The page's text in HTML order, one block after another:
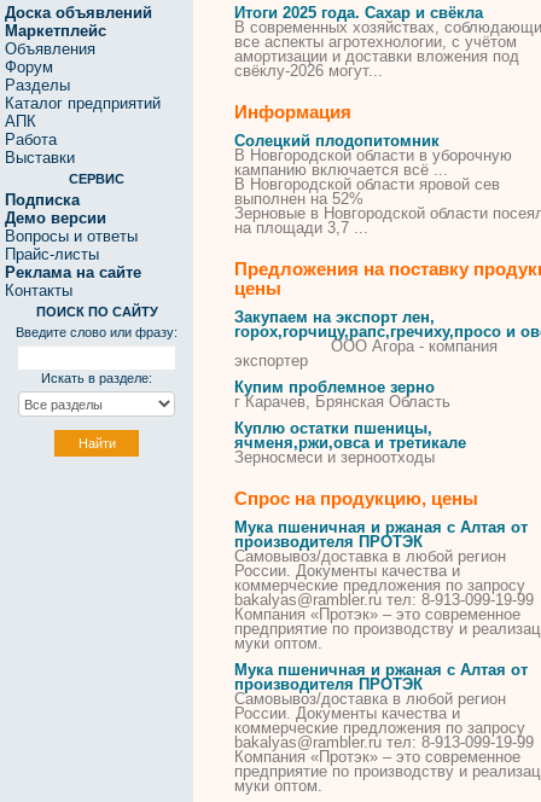
Доска объявлений
Маркетплейс
Объявления
Форум
Разделы
Каталог предприятий
АПК
Работа
Выставки
СЕРВИС
Подписка
Демо версии
Вопросы и ответы
Прайс-листы
Реклама на сайте
Контакты
ПОИСК ПО САЙТУ
Введите слово или фразу:
Искать в разделе:
Итоги 2025 года. Сахар и свёкла
В современных хозяйствах,
все аспекты агротехнологии, с учётом
амортизации и доставки вложения под
свёклу-2026 могут...
Информация
Солецкий плодопитомник
В Новгородской области в уборочную
кампанию включается всё ...
В Новгородской области яровой сев
выполнен на 52%
Зерновые в Новгородской области
на площади 3,7 ...
Предложения на поставку
цены
Закупаем на экспорт лен,
горох,горчицу,рапс,гречиху,просо и
ООО Агора - компания
экспортер
Купим проблемное зерно
г Карачев, Брянская Область
Куплю остатки пшеницы,
ячменя,ржи,овса и третикале
Зерносмеси и зерноотходы
Спрос на продукцию, цены
Мука пшеничная и ржаная с Алтая от
производителя ПРОТЭК
Самовывоз/доставка в любой регион
России. Документы качества и
коммерческие предложения по запросу
bakalyas@rambler.ru тел: 8-913-099-19-99
Компания «Протэк» – это современное
предприятие по производству и
муки оптом.
Мука пшеничная и ржаная с Алтая от
производителя ПРОТЭК
Самовывоз/доставка в любой регион
России. Документы качества и
коммерческие предложения по запросу
bakalyas@rambler.ru тел: 8-913-099-19-99
Компания «Протэк» – это современное
предприятие по производству и
муки оптом.